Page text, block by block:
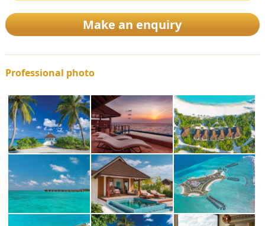
Make an enquiry
Professional photo